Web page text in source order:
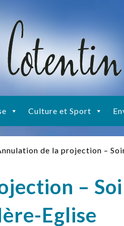
Culture et Sport
de la projection –
–
Eglise